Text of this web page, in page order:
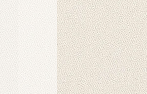
Sie
und
Ihrem
als